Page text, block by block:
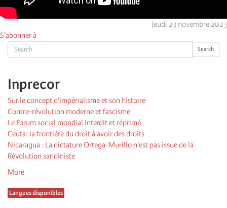
Search Search
Inprecor
Sur le concept d’impérialisme et son histoire
Contre-révolution moderne et fascisme
Le Forum social mondial interdit et réprimé
Ceuta: la frontière du droit à avoir des droits
Nicaragua : La dictature Ortega-Murillo n’est pas issue de la
Révolution sandiniste
More
Langues disponibles
Jeudi 23 novembre 2023
S'abonner à